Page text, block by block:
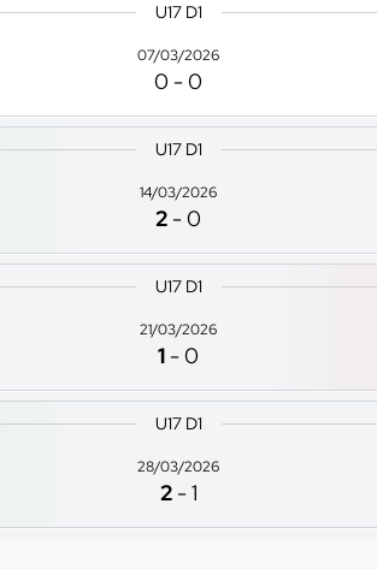
U17 D1
07/03/2026
0 -0
U17 D1
14/03/2026
2 -0
U17 D1
21/03/2026
1 -0
U17 D1
28/03/2026
2 -1